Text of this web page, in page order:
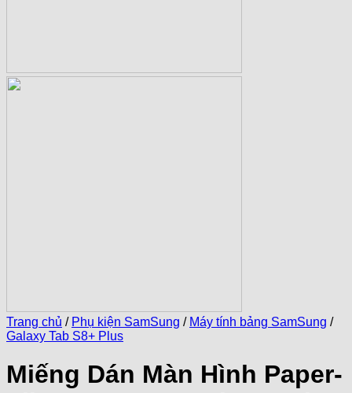
Trang chủ / Phụ kiện SamSung / Máy tính bảng SamSung /
Galaxy Tab S8+ Plus
Miếng Dán Màn Hình Paper-